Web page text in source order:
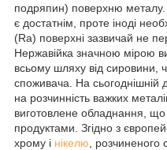
подряпин) поверхню
є достатнім, проте іноді
(Ra) поверхні зазвичай не
Нержавійка значною мірою
всьому шляху від сировини,
споживача. На сьогоднішній
на розчинність важких
виготовлене обладнання, що
продуктами. Згідно з
хрому і нікелю , розчиненого